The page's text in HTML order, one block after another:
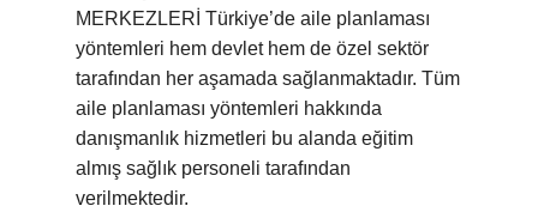
MERKEZLERİ Türkiye’de aile planlaması
yöntemleri hem devlet hem de özel sektör
tarafından her aşamada sağlanmaktadır. Tüm
aile planlaması yöntemleri hakkında
danışmanlık hizmetleri bu alanda eğitim
almış sağlık personeli tarafından
verilmektedir.